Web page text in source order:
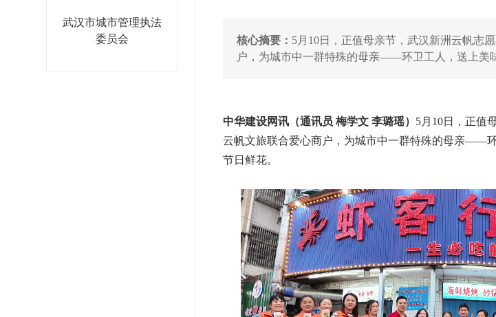
武汉市城市管理执法
委员会
核心摘要： 5月10日，正值母亲节，武汉新洲云帆志
户，为城市中一群特殊的母亲——环卫工人，送上美
中华建设网讯（通讯员 梅学文 李璐瑶） 5月10日，正值
云帆文旅联合爱心商户，为城市中一群特殊的母亲——
节日鲜花。